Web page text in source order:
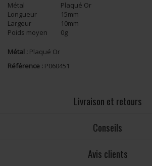
Métal
Plaqué Or
Longueur
15mm
Largeur
10mm
Poids moyen
0g
Métal : Plaqué Or
Référence : P060451
Livraison et retours
Conseils
Avis clients